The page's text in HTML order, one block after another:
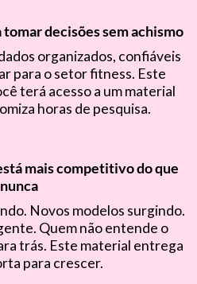
tomar decisõessem achismo
organizados, confiáveis
para o setor fitness. Este
terá acesso a um material
horas de pesquisa.
mais competitivo do que
nunca
Novos modelos surgindo.
Quem não entende o
trás. Este material entrega
para crescer.